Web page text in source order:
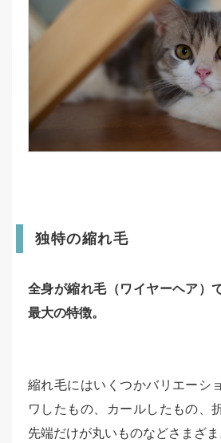
独特の縮れ毛
全身が縮れ毛（ワイヤーヘア）
最大の特徴。
縮れ毛にはいくつかバリエーシ
ワしたもの、カールしたもの、
先端だけが丸いものなどさまざま